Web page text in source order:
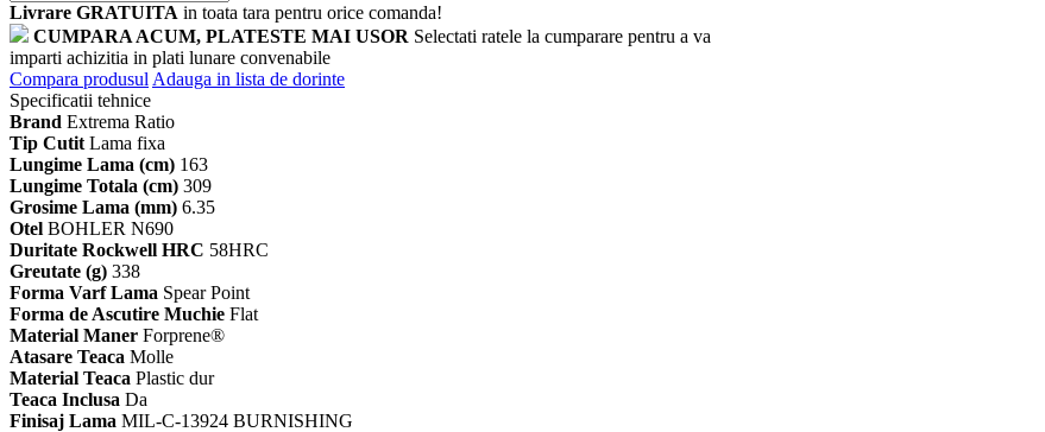
Livrare GRATUITA in toata tara pentru orice comanda!
CUMPARA ACUM, PLATESTE MAI USOR Selectati ratele la cumparare pentru a va
imparti achizitia in plati lunare convenabile
Compara produsul Adauga in lista de dorinte
Specificatii tehnice
Brand Extrema Ratio
Tip Cutit Lama fixa
Lungime Lama (cm) 163
Lungime Totala (cm) 309
Grosime Lama (mm) 6.35
Otel BOHLER N690
Duritate Rockwell HRC 58HRC
Greutate (g) 338
Forma Varf Lama Spear Point
Forma de Ascutire Muchie Flat
Material Maner Forprene®
Atasare Teaca Molle
Material Teaca Plastic dur
Teaca Inclusa Da
Finisaj Lama MIL-C-13924 BURNISHING